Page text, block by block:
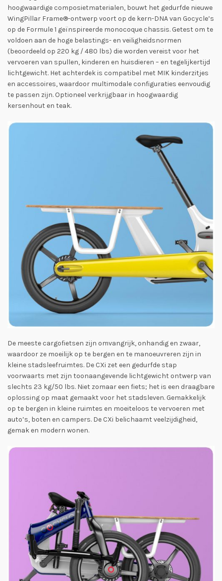
hoogwaardige composietmaterialen, bouwt het gedurfde nieuwe
WingPillar Frame®-ontwerp voort op de kern-DNA van Gocycle’s
op de Formule 1 geïnspireerde monocoque chassis. Getest om te
voldoen aan de hoge belastings- en veiligheidsnormen
(beoordeeld op 220 kg / 480 lbs) die worden vereist voor het
vervoeren van spullen, kinderen en huisdieren – en tegelijkertijd
lichtgewicht. Het achterdek is compatibel met MIK kinderzitjes
en accessoires, waardoor multimodale configuraties eenvoudig
te passen zijn. Optioneel verkrijgbaar in hoogwaardig
kersenhout en teak.
De meeste cargofietsen zijn omvangrijk, onhandig en zwaar,
waardoor ze moeilijk op te bergen en te manoeuvreren zijn in
kleine stadsleefruimtes. De CXi zet een gedurfde stap
voorwaarts met zijn toonaangevende lichtgewicht ontwerp van
slechts 23 kg/50 lbs. Niet zomaar een fiets; het is een draagbare
oplossing op maat gemaakt voor het stadsleven. Gemakkelijk
op te bergen in kleine ruimtes en moeiteloos te vervoeren met
auto’s, boten en campers. De CXi belichaamt veelzijdigheid,
gemak en modern wonen.